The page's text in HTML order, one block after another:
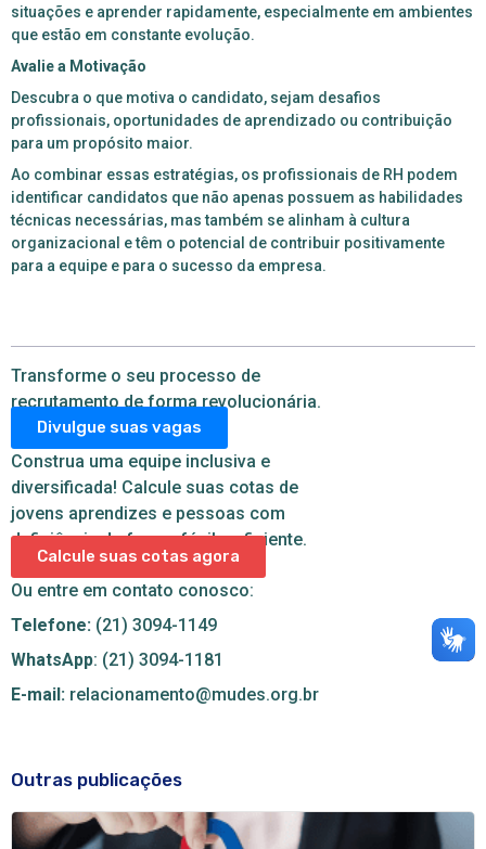
situações e aprender rapidamente, especialmente em ambientes
que estão em constante evolução.
Avalie a Motivação
Descubra o que motiva o candidato, sejam desafios
profissionais, oportunidades de aprendizado ou contribuição
para um propósito maior.
Ao combinar essas estratégias, os profissionais de RH podem
identificar candidatos que não apenas possuem as habilidades
técnicas necessárias, mas também se alinham à cultura
organizacional e têm o potencial de contribuir positivamente
para a equipe e para o sucesso da empresa.
Transforme o seu processo de
recrutamento de forma revolucionária.
Divulgue suas vagas
Construa uma equipe inclusiva e
diversificada! Calcule suas cotas de
jovens aprendizes e pessoas com
deficiência de forma fácil e eficiente.
Calcule suas cotas agora
Ou entre em contato conosco:
Telefone: (21) 3094-1149
WhatsApp: (21) 3094-1181
E-mail: relacionamento@mudes.org.br
Outras publicações